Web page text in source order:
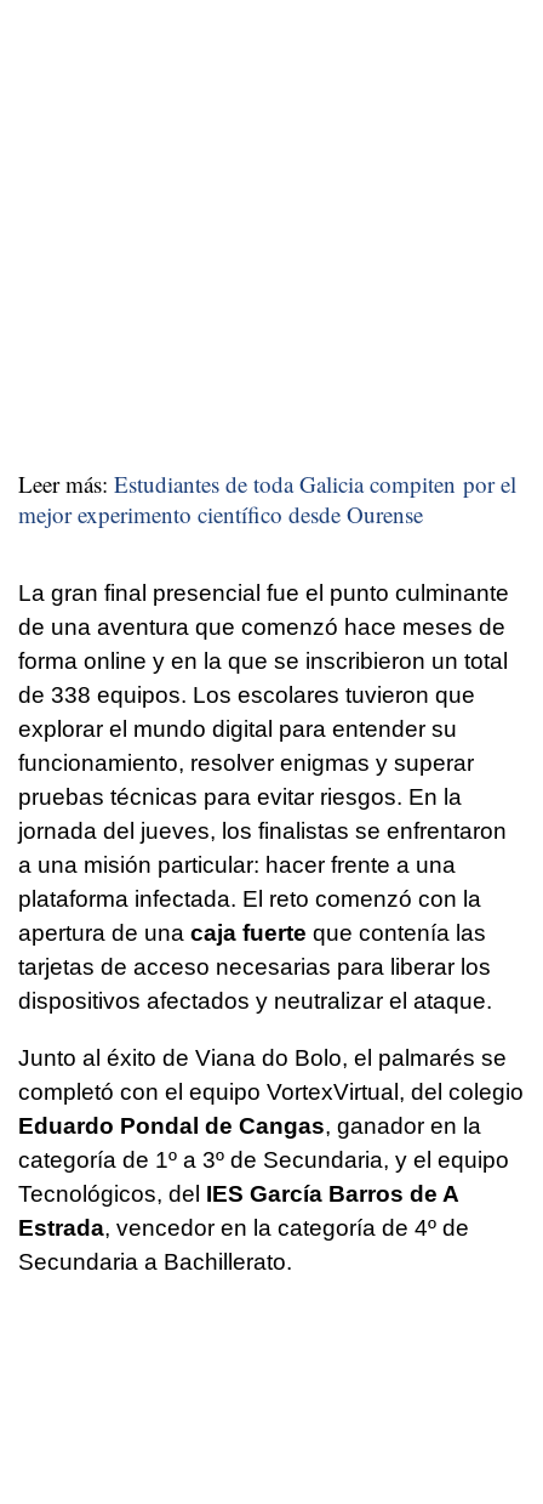
Leer más: Estudiantes de toda Galicia compiten por el
mejor experimento científico desde Ourense
La gran final presencial fue el punto culminante
de una aventura que comenzó hace meses de
forma online y en la que se inscribieron un total
de 338 equipos. Los escolares tuvieron que
explorar el mundo digital para entender su
funcionamiento, resolver enigmas y superar
pruebas técnicas para evitar riesgos. En la
jornada del jueves, los finalistas se enfrentaron
a una misión particular: hacer frente a una
plataforma infectada. El reto comenzó con la
apertura de una caja fuerte que contenía las
tarjetas de acceso necesarias para liberar los
dispositivos afectados y neutralizar el ataque.
Junto al éxito de Viana do Bolo, el palmarés se
completó con el equipo VortexVirtual, del colegio
Eduardo Pondal de Cangas, ganador en la
categoría de 1º a 3º de Secundaria, y el equipo
Tecnológicos, del IES García Barros de A
Estrada, vencedor en la categoría de 4º de
Secundaria a Bachillerato.